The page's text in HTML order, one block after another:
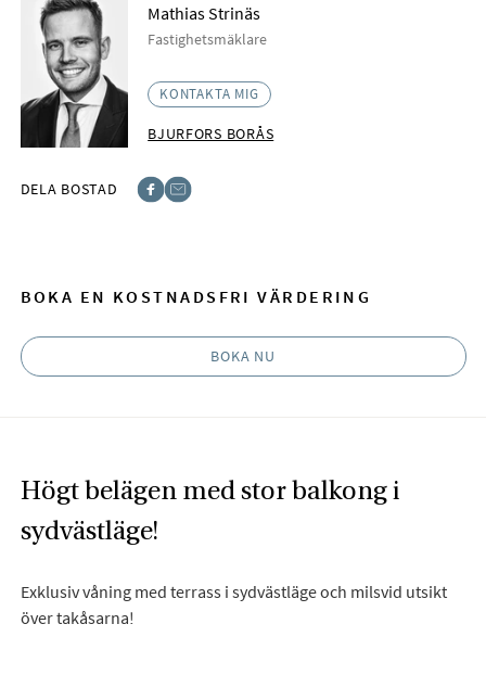
Mathias Strinäs
Fastighetsmäklare
KONTAKTA MIG
BJURFORS BORÅS
DELA BOSTAD
BOKA EN KOSTNADSFRI VÄRDERING
BOKA NU
Högt belägen med stor balkong i
sydvästläge!
Exklusiv våning med terrass i sydvästläge och milsvid utsikt
över takåsarna!